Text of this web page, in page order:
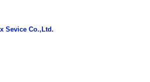
Sevice Co.,Ltd.